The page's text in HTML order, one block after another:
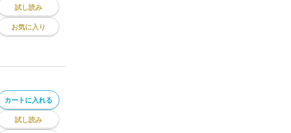
試し読み
お気に入り
カートに入れる
試し読み